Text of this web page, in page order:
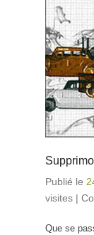
Publié le
visites |
Que se